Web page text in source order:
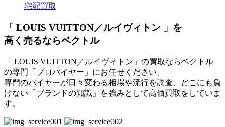
宅配買取
「 LOUIS VUITTON／ルイヴィトン 」を
高く売るならベクトル
「 LOUIS VUITTON／ルイヴィトン」の買取ならベクトル
の専門「プロバイヤー」にお任せください。
専門のバイヤーが日々変わる相場や流行を調査、どこにも負
けない「ブランドの知識」を強みとして高価買取をしていま
す。